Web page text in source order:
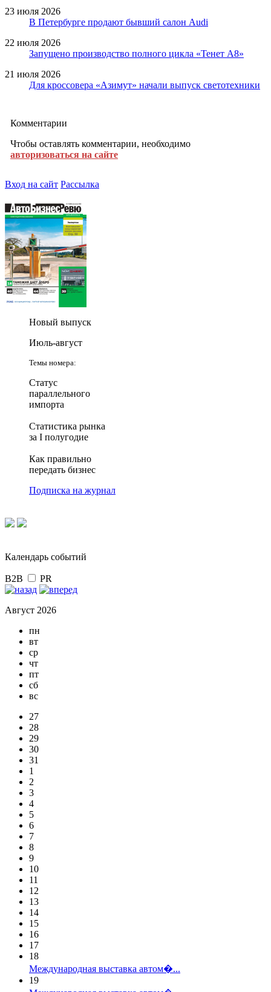
23 июля 2026
В Петербурге продают бывший салон Audi
22 июля 2026
Запущено производство полного цикла «Тенет A8»
21 июля 2026
Для кроссовера «Азимут» начали выпуск светотехники
Комментарии
Чтобы оставлять комментарии, необходимо
авторизоваться на сайте
Вход на сайт Рассылка
Новый выпуск
Июль-август
Темы номера:
Статус
параллельного
импорта
Статистика рынка
за I полугодие
Как правильно
передать бизнес
Подписка на журнал
Календарь событий
B2B PR
Август 2026
пн
вт
ср
чт
пт
сб
вс
27
28
29
30
31
1
2
3
4
5
6
7
8
9
10
11
12
13
14
15
16
17
18
Международная выставка автом�...
19